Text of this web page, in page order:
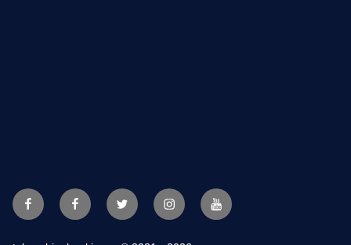
FacebookFBpage Twitter InstagramYouTube